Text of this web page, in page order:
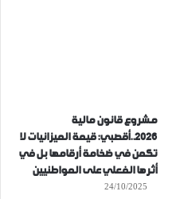
مشروع قانون مالية
2026..أقصبي: قيمة الميزانيات لا
تكمن في ضخامة أرقامها بل في
أثرها الفعلي على المواطنيين
24/10/2025